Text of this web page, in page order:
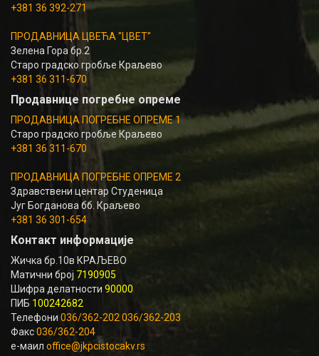
+381 36 392-271
ПРОДАВНИЦА ЦВЕЋА "ЦВЕТ"
Зелена Гора бр.2
Старо градско гробље Краљево
+381 36 311-670
Продавнице погребне опреме
ПРОДАВНИЦА ПОГРЕБНЕ ОПРЕМЕ 1
Старо градско гробље Краљево
+381 36 311-670
ПРОДАВНИЦА ПОГРЕБНЕ ОПРЕМЕ 2
Здравствени центар Студеница
Југ Богданова бб. Краљево
+381 36 301-654
Контакт информације
Жичка бр.10в КРАЉЕВО
Матични број 7190905
Шифра делатности 90000
ПИБ 100242682
Телефони 036/362-202 036/362-203
Факс036/362-204
е-маил office@jkpcistocakv.rs